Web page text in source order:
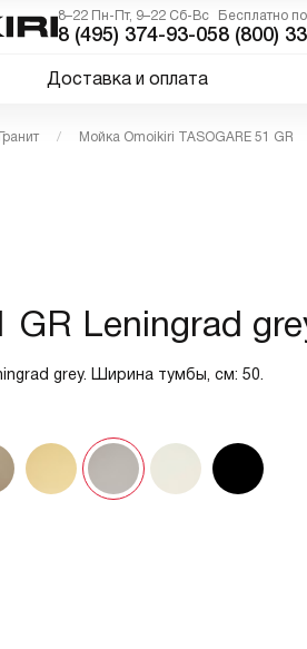
8–22 Пн-Пт, 9–22 Сб-Вс
8 (495) 374-93-05
Бесплатно
8 (800)
Доставка и оплата
Гранит Мойка Omoikiri TASOGARE 51 GR
GR Leningrad
grey. Ширина тумбы, см: 50.